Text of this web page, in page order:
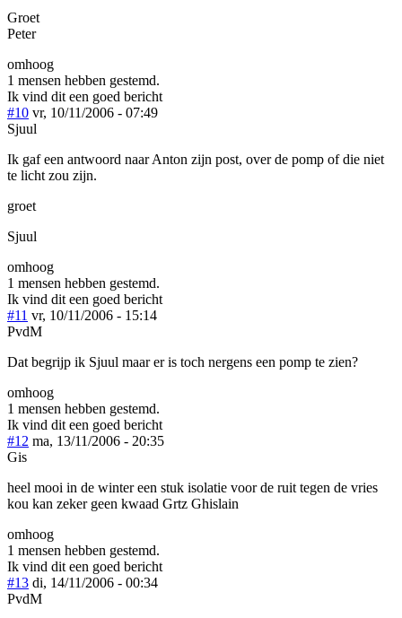
Groet
Peter
omhoog
1 mensen hebben gestemd.
Ik vind dit een goed bericht
#10 vr, 10/11/2006 - 07:49
Sjuul
Ik gaf een antwoord naar Anton zijn post, over de pomp of die niet
te licht zou zijn.
groet
Sjuul
omhoog
1 mensen hebben gestemd.
Ik vind dit een goed bericht
#11 vr, 10/11/2006 - 15:14
PvdM
Dat begrijp ik Sjuul maar er is toch nergens een pomp te zien?
omhoog
1 mensen hebben gestemd.
Ik vind dit een goed bericht
#12 ma, 13/11/2006 - 20:35
Gis
heel mooi in de winter een stuk isolatie voor de ruit tegen de vries
kou kan zeker geen kwaad Grtz Ghislain
omhoog
1 mensen hebben gestemd.
Ik vind dit een goed bericht
#13 di, 14/11/2006 - 00:34
PvdM